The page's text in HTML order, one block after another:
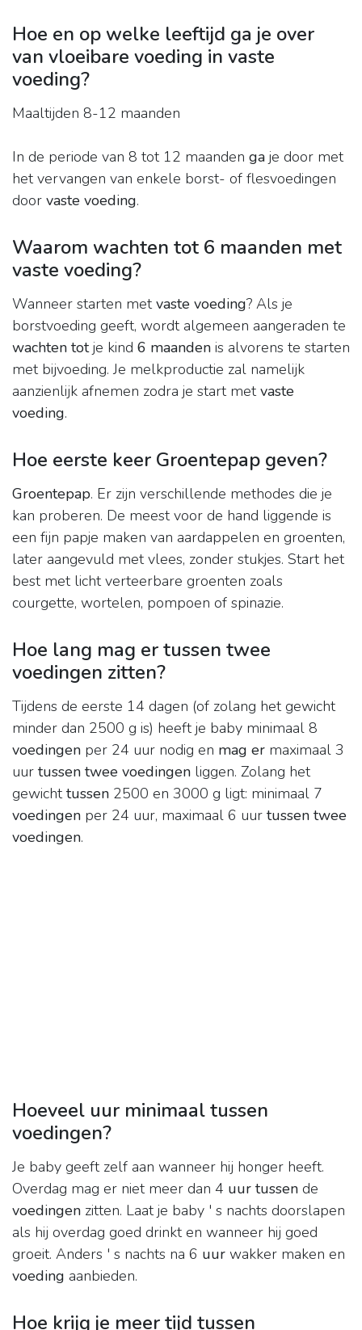
Hoe en op welke leeftijd ga je over
van vloeibare voeding in vaste
voeding?
Maaltijden 8-12 maanden
In de periode van 8 tot 12 maanden ga je door met
het vervangen van enkele borst- of flesvoedingen
door vaste voeding.
Waarom wachten tot 6 maanden met
vaste voeding?
Wanneer starten metvaste voeding? Als je
borstvoeding geeft, wordt algemeen aangeraden te
wachten totje kind 6 maanden is alvorens te starten
met bijvoeding. Je melkproductie zal namelijk
aanzienlijk afnemen zodra je start metvaste
voeding.
Hoe eerste keer Groentepap geven?
Groentepap. Er zijn verschillende methodes die je
kan proberen. De meest voor de hand liggende is
een fijn papje maken van aardappelen en groenten,
later aangevuld met vlees, zonder stukjes. Start het
best met licht verteerbare groenten zoals
courgette, wortelen, pompoen of spinazie.
Hoe lang mag er tussen twee
voedingen zitten?
Tijdens de eerste 14 dagen (of zolang het gewicht
minder dan 2500 g is) heeft je baby minimaal 8
voedingen per 24 uur nodig en mag er maximaal 3
uur tussen twee voedingen liggen. Zolang het
gewichttussen 2500 en 3000 g ligt: minimaal 7
voedingen per 24 uur, maximaal 6 uur tussen twee
voedingen.
Hoeveel uur minimaal tussen
voedingen?
Je baby geeft zelf aan wanneer hij honger heeft.
Overdag mag er niet meer dan 4 uur tussen de
voedingen zitten. Laat je baby ' s nachts doorslapen
als hij overdag goed drinkt en wanneer hij goed
groeit. Anders ' s nachts na 6 uur wakker maken en
voeding aanbieden.
Hoe krijg je meer tijd tussen